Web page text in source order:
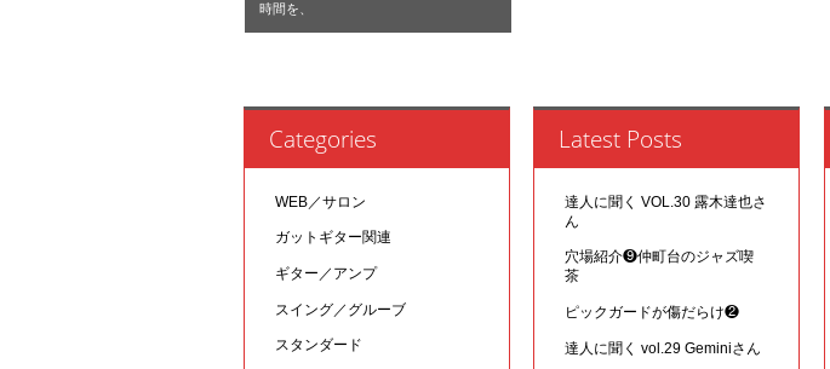
時間を、
Categories
WEB／サロン
ガットギター関連
ギター／アンプ
スイング／グルーブ
スタンダード
Latest Posts
達人に聞く VOL.30 露木達也さ
ん
穴場紹介❾仲町台のジャズ喫
茶
ピックガードが傷だらけ❷
達人に聞く vol.29 Geminiさん